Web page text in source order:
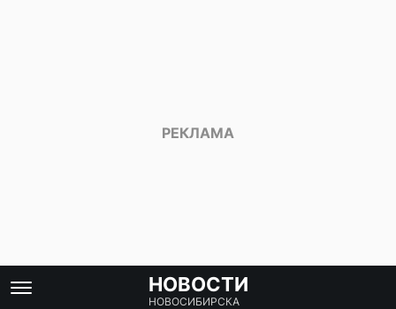
НОВОСТИ
НОВОСИБИРСКА